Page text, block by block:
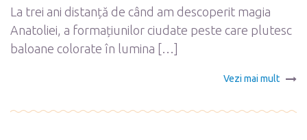
La trei ani distanță de când am descoperit magia
Anatoliei, a formațiunilor ciudate peste care plutesc
baloane colorate în lumina […]
Vezi mai mult